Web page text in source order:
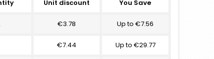
Unit discount You Save
€3.78 Up to €7.56
€7.44 Up to €29.77